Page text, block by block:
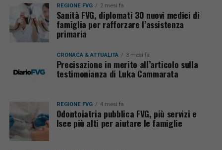
REGIONE FVG 2 mesi fa
Sanità FVG, diplomati 30 nuovi medici di
famiglia per rafforzare l’assistenza
primaria
CRONACA & ATTUALITÀ 3 mesi fa
Precisazione in merito all’articolo sulla
testimonianza di Luka Cammarata
REGIONE FVG 4 mesi fa
Odontoiatria pubblica FVG, più servizi e
Isee più alti per aiutare le famiglie